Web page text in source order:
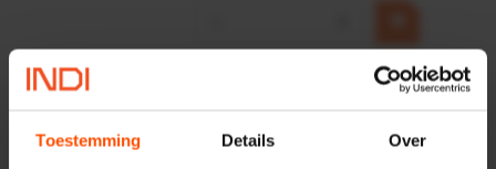
Toestemming Details Over
HP 12 MOTOR B14 380VAC
Merknaam:Emmegi